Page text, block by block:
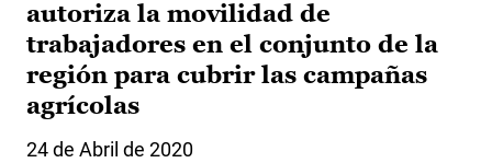
autoriza la movilidad de
trabajadores en el conjunto de la
región para cubrir las campañas
agrícolas
24 de Abril de 2020